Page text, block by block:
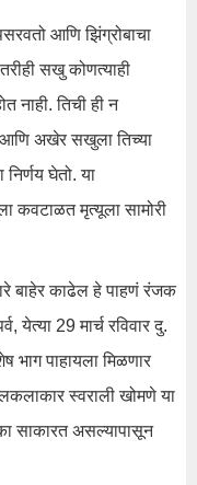
आणि झिंग्रोबाचा
सखु कोणत्याही
नाही. तिची ही न
आणि अखेर सखुला तिच्या
निर्णय घेतो. या
कवटाळत मृत्यूला सामोरी
बाहेर काढेल हे पाहणं रंजक
येत्या 29 मार्च रविवार दु.
पाहायला मिळणार
स्वराली खोमणे या
साकारत असल्यापासून